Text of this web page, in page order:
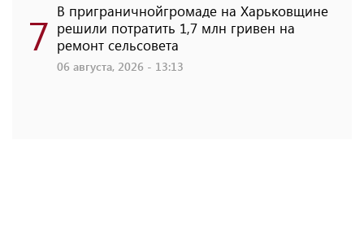
7 В приграничнойгромаде на Харьковщине
решили потратить 1,7 млн ​​гривен на
ремонт сельсовета
06 августа, 2026 - 13:13